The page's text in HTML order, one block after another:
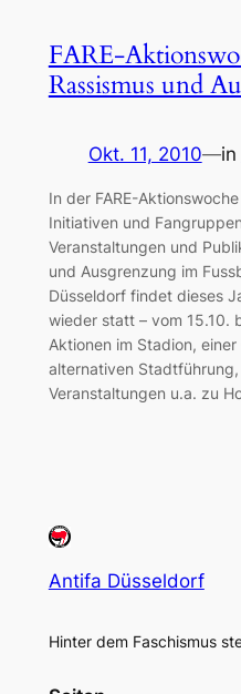
FARE-
Rassismus und
Okt. 11, 2010—in
In der FARE-
Initiativen und
Veranstaltungen und
und Ausgrenzung im
Düsseldorf findet dieses
wieder statt – vom 15.10.
Aktionen im Stadion,
alternativen
Veranstaltungen u.a. zu
Antifa Düsseldorf
Hinter dem Faschismus